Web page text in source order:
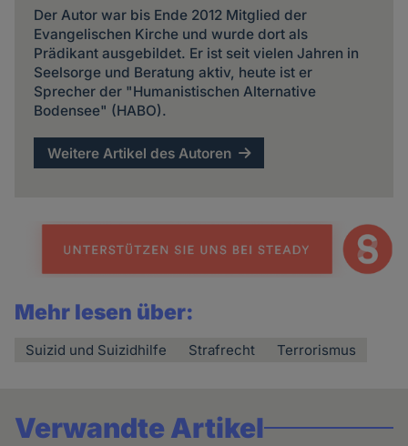
Der Autor war bis Ende 2012 Mitglied der
Evangelischen Kirche und wurde dort als
Prädikant ausgebildet. Er ist seit vielen Jahren in
Seelsorge und Beratung aktiv, heute ist er
Sprecher der "Humanistischen Alternative
Bodensee" (HABO).
Weitere Artikel des Autoren
Mehr lesen über:
Suizid und Suizidhilfe Strafrecht Terrorismus
Verwandte Artikel